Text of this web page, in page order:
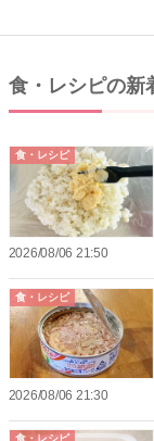
食・レシピの新
食・レシピ
2026/08/06 21:50
食・レシピ
2026/08/06 21:30
食・レシピ